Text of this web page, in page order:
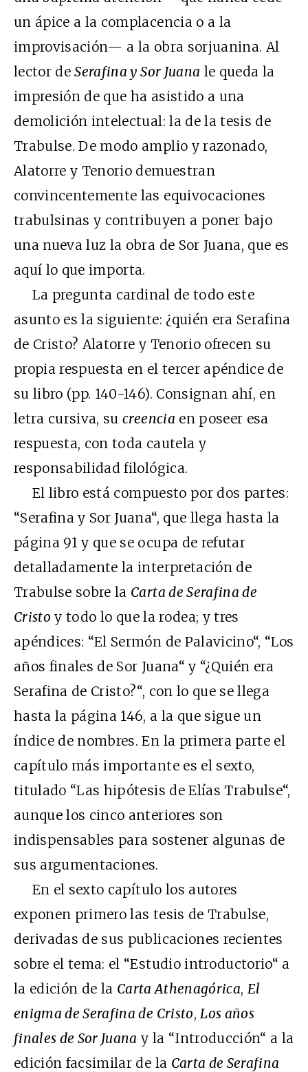
un ápice a la complacencia o a la
improvisación— a la obra sorjuanina. Al
lector deSerafina y Sor Juana le queda la
impresión de que ha asistido a una
demolición intelectual: la de la tesis de
Trabulse. De modo amplio y razonado,
Alatorre y Tenorio demuestran
convincentemente las equivocaciones
trabulsinas y contribuyen a poner bajo
una nueva luz la obra de Sor Juana, que es
aquí lo que importa.
La pregunta cardinal de todo este
asunto es la siguiente: ¿quién era Serafina
de Cristo? Alatorre y Tenorio ofrecen su
propia respuesta en el tercer apéndice de
su libro (pp. 140-146). Consignan ahí, en
letra cursiva, sucreencia en poseer esa
respuesta, con toda cautela y
responsabilidad filológica.
El libro está compuesto por dos partes:
“Serafina y Sor Juana“, que llega hasta la
página 91 y que se ocupa de refutar
detalladamente la interpretación de
Trabulse sobre la Carta de Serafina de
Cristo y todo lo que la rodea; y tres
apéndices: “El Sermón de Palavicino“, “Los
años finales de Sor Juana“ y “¿Quién era
Serafina de Cristo?“, con lo que se llega
hasta la página 146, a la que sigue un
índice de nombres. En la primera parte el
capítulo más importante es el sexto,
titulado “Las hipótesis de Elías Trabulse“,
aunque los cinco anteriores son
indispensables para sostener algunas de
sus argumentaciones.
En el sexto capítulo los autores
exponen primero las tesis de Trabulse,
derivadas de sus publicaciones recientes
sobre el tema: el “Estudio introductorio“ a
la edición de la Carta Athenagórica, El
enigma de Serafina de Cristo,Los años
finales de Sor Juana y la “Introducción“ a la
edición facsimilar de la Carta de Serafina